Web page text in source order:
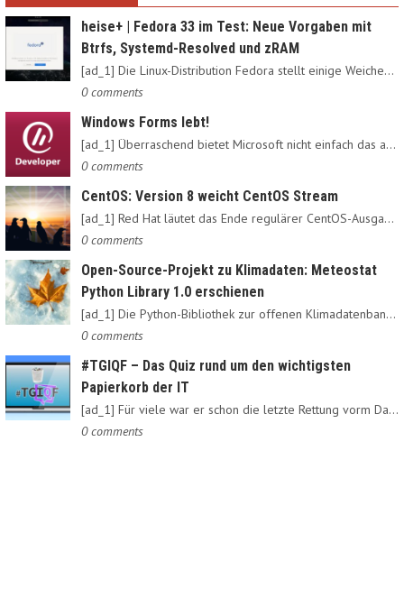
heise+ | Fedora 33 im Test: Neue Vorgaben mit
Btrfs, Systemd-Resolved und zRAM
[ad_1] Die Linux-Distribution Fedora stellt einige Weichen neu:…
0 comments
Windows Forms lebt!
[ad_1] Überraschend bietet Microsoft nicht einfach das alte…
0 comments
CentOS: Version 8 weicht CentOS Stream
[ad_1] Red Hat läutet das Ende regulärer CentOS-Ausgaben ein:…
0 comments
Open-Source-Projekt zu Klimadaten: Meteostat
Python Library 1.0 erschienen
[ad_1] Die Python-Bibliothek zur offenen Klimadatenbank Meteostat…
0 comments
#TGIQF – Das Quiz rund um den wichtigsten
Papierkorb der IT
[ad_1] Für viele war er schon die letzte Rettung vorm Daten-Nirvana:…
0 comments